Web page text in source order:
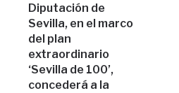
Diputación de
Sevilla, en el marco
del plan
extraordinario
‘Sevilla de 100’,
concederá a la